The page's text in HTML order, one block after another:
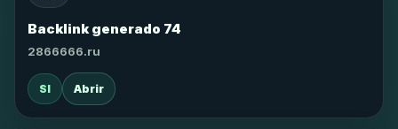
Backlink generado 74
2866666.ru
SI Abrir